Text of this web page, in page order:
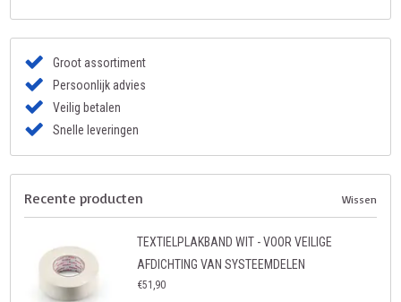
Groot assortiment
Persoonlijk advies
Veilig betalen
Snelle leveringen
Recente producten Wissen
TEXTIELPLAKBAND WIT - VOOR VEILIGE
AFDICHTING VAN SYSTEEMDELEN
€51,90